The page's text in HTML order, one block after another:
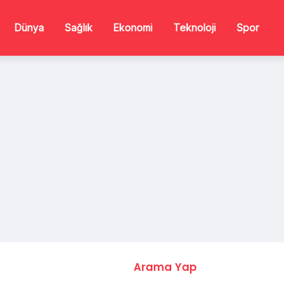
Dünya Sağlık Ekonomi Teknoloji Spor
Arama Yap